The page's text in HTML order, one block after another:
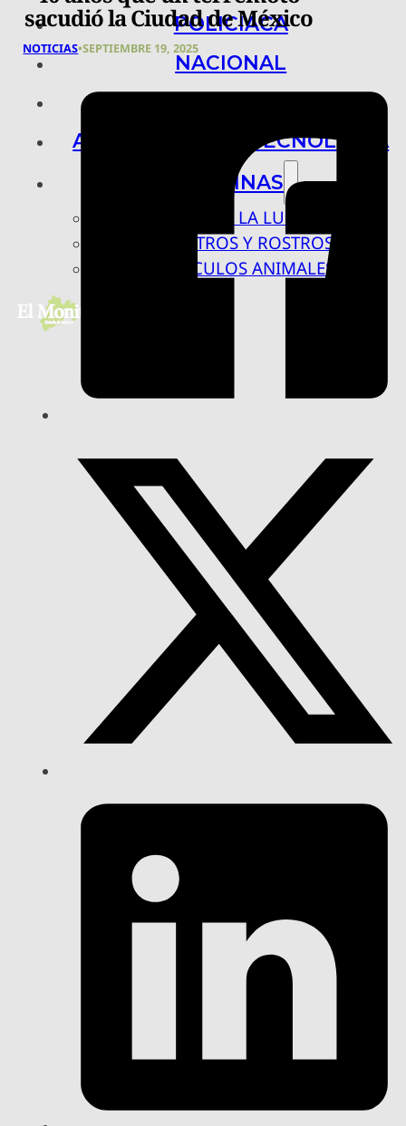
POLICIACA
NACIONAL
ARTE, CIENCIA Y TECNOLOGÍA
COLUMNAS
BAJO LA LUPA
RASTROS Y ROSTROS
VÍNCULOS ANIMALES
sacudió la Ciudad de México
NOTICIAS•SEPTIEMBRE 19, 2025